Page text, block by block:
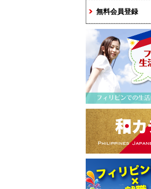
無料会員登録